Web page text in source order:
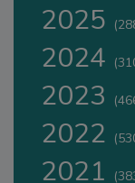
2025
2024
2023
2022
2021